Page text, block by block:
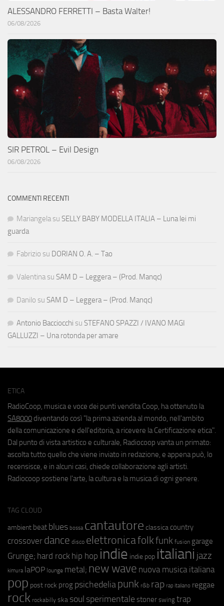
ALESSANDRO FERRETTI – Basta Walter!
06/08/2026
SIR PETROL – Evil Design
06/08/2026
COMMENTI RECENTI
Mariangela su SELLY BABY MODELLA ITALIA – Luna lei mi
guarda
Fabrizio su DORIAN O. A. – Tao
Valentina su SAM D – Leggera – (Prod. Manqc)
Danilo su SAM D – Leggera – (Prod. Manqc)
Antonio Bacciocchi su STEFANO SPAZZI / IVANO MAGI
GALLUZZI – Una rotonda per amare
ETICA
RadioCoop, musica e voce dei punti vendita Coop, ha ottenuto la
SA8000 diventando così "la prima azienda al mondo, nell'ambito
della comunicazione e dell'editoria, a ricevere la Certificazione etica".
Dal punto di vista artistico e culturale, Radiocoop vanta un primato:
ascolta tutto quello che viene inviato in redazione, e appena può, lo
recensisce, e in alcuni casi, chiede collaborazione agli artisti.
Radiocoop sostiene l'arte, la cultura e la musica di ogni genere.
TAG CLOUD
ambient beat blues bossa cantautore classica country
crossover dance disco elettronicafolkfunk fusion garage
Grunge; hard rock hip hop indie indie pop italiani jazz
kimura laPOP lounge metal; new wave nuova musica italiana
pop post rock prog psichedeliapunk r&b rap rap italiano reggae
rock rockabilly ska soul sperimentale stoner swing trap